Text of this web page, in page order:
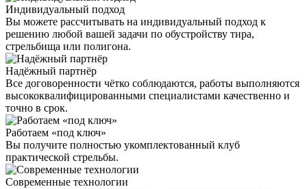
Индивидуальный подход
Вы можете рассчитывать на индивидуальный подход к
решению любой вашей задачи по обустройству тира,
стрельбища или полигона.
Надёжный партнёр
Все договоренности чётко соблюдаются, работы выполняются
высококвалифицированными специалистами качественно и
точно в срок.
Работаем «под ключ»
Вы получите полностью укомплектованный клуб
практической стрельбы.
Современные технологии